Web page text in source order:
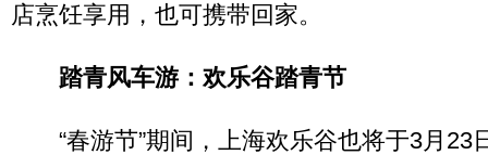
店烹饪享用，也可携带回家。
踏青风车游：欢乐谷踏青节
“春游节”期间，上海欢乐谷也将于3月23